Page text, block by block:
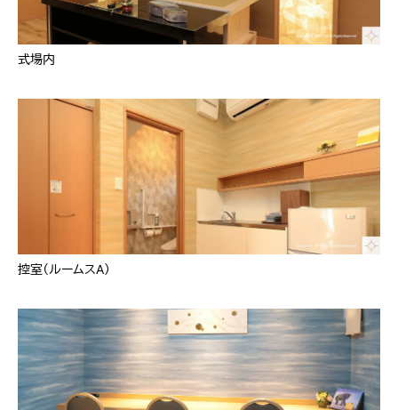
式場内
控室（ルームスA）